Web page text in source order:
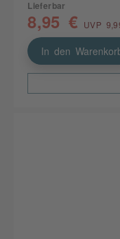
Lieferbar
8,95 € UVP
In den